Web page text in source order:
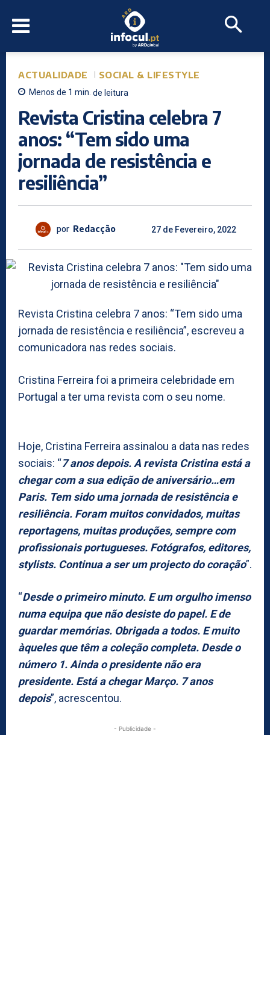
ACTUALIDADE SOCIAL & LIFESTYLE
Menos de 1 min. de leitura
Revista Cristina celebra 7
anos: “Tem sido uma
jornada de resistência e
resiliência”
por Redacção 27 de Fevereiro, 2022
Revista Cristina celebra 7 anos: “Tem sido uma
jornada de resistência e resiliência”, escreveu a
comunicadora nas redes sociais.
Cristina Ferreira foi a primeira celebridade em
Portugal a ter uma revista com o seu nome.
Hoje, Cristina Ferreira assinalou a data nas redes
sociais: “7 anos depois. A revista Cristina está a
chegar com a sua edição de aniversário…em
Paris. Tem sido uma jornada de resistência e
resiliência. Foram muitos convidados, muitas
reportagens, muitas produções, sempre com
profissionais portugueses. Fotógrafos, editores,
stylists. Continua a ser um projecto do coração”.
“Desde o primeiro minuto. E um orgulho imenso
numa equipa que não desiste do papel. E de
guardar memórias. Obrigada a todos. E muito
àqueles que têm a coleção completa. Desde o
número 1. Ainda o presidente não era
presidente. Está a chegar Março. 7 anos
depois”, acrescentou.
- Publicidade -